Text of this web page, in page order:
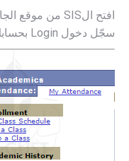
افتح الSIS من موقع الجامعة
سجّل دخول Login بحسابك ID